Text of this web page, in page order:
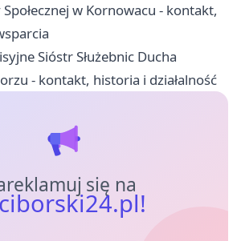
w Kornowacu - kontakt,
Sióstr Służebnic Ducha
- kontakt, historia i działalność
się na